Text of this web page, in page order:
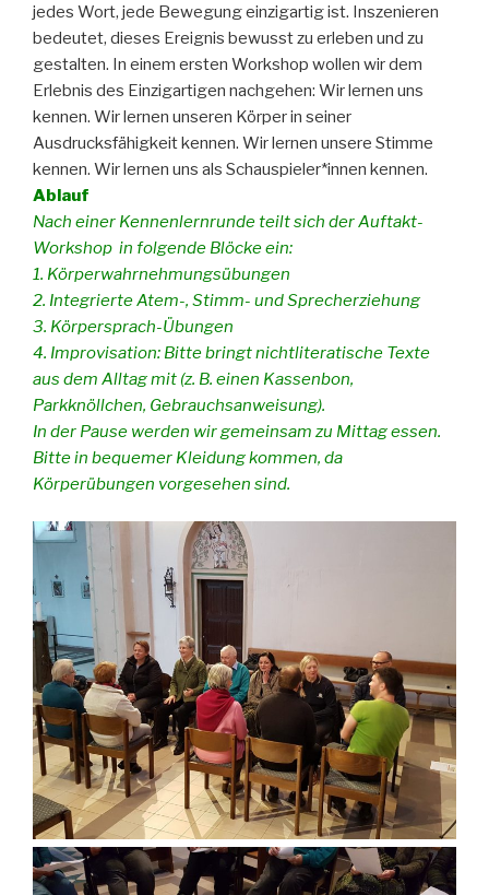
jedes Wort, jede Bewegung einzigartig ist. Inszenieren
bedeutet, dieses Ereignis bewusst zu erleben und zu
gestalten. In einem ersten Workshop wollen wir dem
Erlebnis des Einzigartigen nachgehen: Wir lernen uns
kennen. Wir lernen unseren Körper in seiner
Ausdrucksfähigkeit kennen. Wir lernen unsere Stimme
kennen. Wir lernen uns als Schauspieler*innen kennen.
Ablauf
Nach einer Kennenlernrunde teilt sich der Auftakt-
Workshop in folgende Blöcke ein:
1. Körperwahrnehmungsübungen
2. Integrierte Atem-, Stimm- und Sprecherziehung
3. Körpersprach-Übungen
4. Improvisation: Bitte bringt nichtliteratische Texte
aus dem Alltag mit (z. B. einen Kassenbon,
Parkknöllchen, Gebrauchsanweisung).
In der Pause werden wir gemeinsam zu Mittag essen.
Bitte in bequemer Kleidung kommen, da
Körperübungen vorgesehen sind.